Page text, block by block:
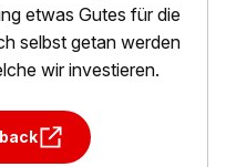
etwas Gutes für die
selbst getan werden
wir investieren.